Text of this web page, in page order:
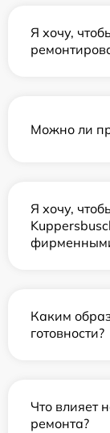
Я хочу,
Можно ли
Я хочу,
Каким
готовности?
Что влияет
ремонта?